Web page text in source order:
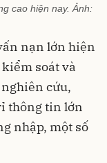
cao hiện nay. Ảnh:
nạn lớn hiện
soát và
cứu,
thông tin lớn
nhập, một số